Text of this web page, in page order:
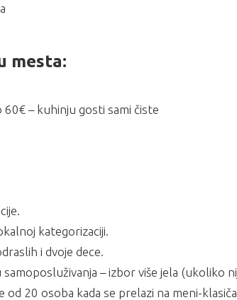
mesta:
– kuhinju gosti sami čiste
kategorizaciji.
i dvoje dece.
– izbor više jela (ukoliko
od 20 osoba kada se prelazi na meni-